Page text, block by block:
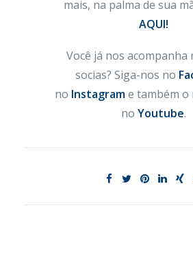
mais, na palma de sua
AQUI!
Você já nos acompanha
socias? Siga-nos no
no Instagrame também o
no Youtube.